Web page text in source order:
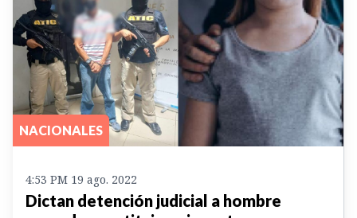
NACIONALES
4:53 PM 19 ago. 2022
Dictan detención judicial a hombre